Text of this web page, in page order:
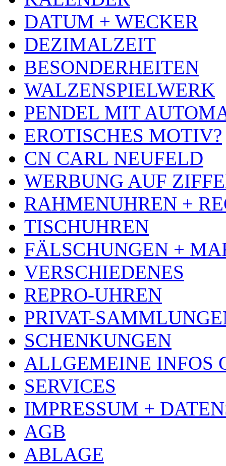
DATUM + WECKER
DEZIMALZEIT
BESONDERHEITEN
WALZENSPIELWERK
PENDEL MIT
EROTISCHES MOTIV?
CN CARL NEUFELD
WERBUNG AUF
RAHMENUHREN +
TISCHUHREN
FÄLSCHUNGEN +
VERSCHIEDENES
REPRO-UHREN
PRIVAT-
SCHENKUNGEN
ALLGEMEINE INFOS
SERVICES
IMPRESSUM +
AGB
ABLAGE